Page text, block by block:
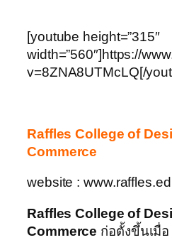
[youtube height=”315″
width=”560″]https://
v=8ZNA8UTMcLQ[/
Raffles College of
Commerce
website :
Raffles College of
Commerce ก่อตั้งขึ้นเมื่